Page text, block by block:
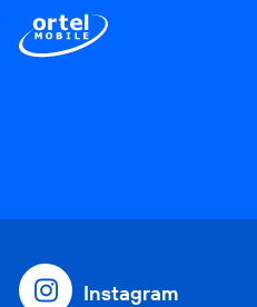
Instagram